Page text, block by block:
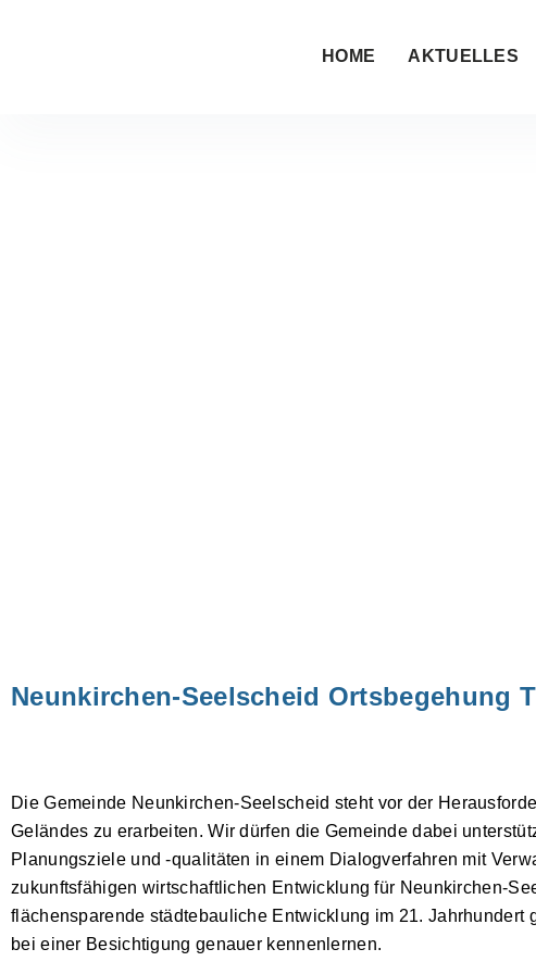
HOME AKTUELLES
Neunkirchen-Seelscheid Ortsbegehung
Die Gemeinde Neunkirchen-Seelscheid steht vor der
Geländes zu erarbeiten. Wir dürfen die Gemeinde dabei
Planungsziele und -qualitäten in einem Dialogverfahren mit
zukunftsfähigen wirtschaftlichen Entwicklung für Neunkirchen-
flächensparende städtebauliche Entwicklung im 21.
bei einer Besichtigung genauer kennenlernen.